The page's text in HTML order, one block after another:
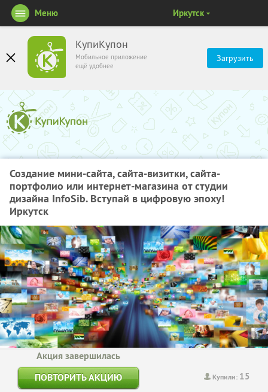
КупиКупон
Мобильное приложение
ещё удобнее
Загрузить
Меню Иркутск
Создание мини-сайта, сайта-визитки, сайта-
портфолио или интернет-магазина от студии
дизайна InfoSib. Вступай в цифровую эпоху!
Иркутск
Купили: 15
Акция завершилась
ПОВТОРИТЬ АКЦИЮ